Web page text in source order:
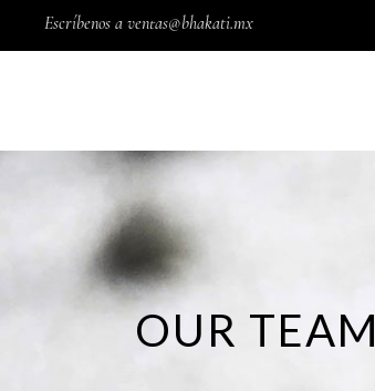
Escríbenos aventas@bhakati.mx
OUR TEAM